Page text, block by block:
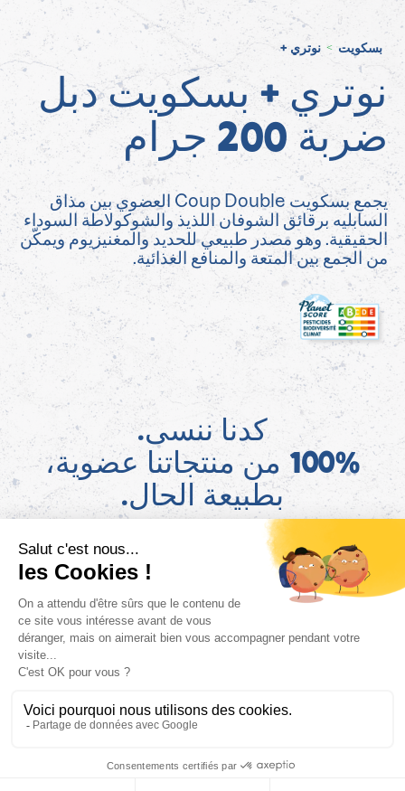
بسكويت > نوتري +
نوتري + بسكويت دبل
ضربة 200 جرام
يجمع بسكويت Coup Double العضوي بين مذاق
السابليه برقائق الشوفان اللذيذ والشوكولاطة السوداء
الحقيقية. وهو مصدر طبيعي للحديد والمغنيزيوم ويمكّن
من الجمع بين المتعة والمنافع الغذائية.
كدنا ننسى.
100% من منتجاتنا عضوية،
بطبيعة الحال.
AR
This site is registered onwpml.orgas a development site. Switch to a production